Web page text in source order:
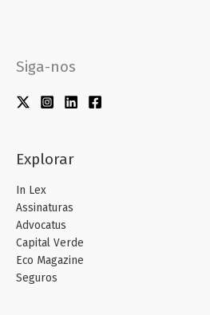
Siga-nos
Explorar
In Lex
Assinaturas
Advocatus
Capital Verde
Eco Magazine
Seguros